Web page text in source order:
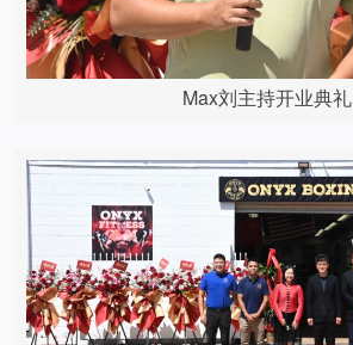
Max刘主持开业典礼